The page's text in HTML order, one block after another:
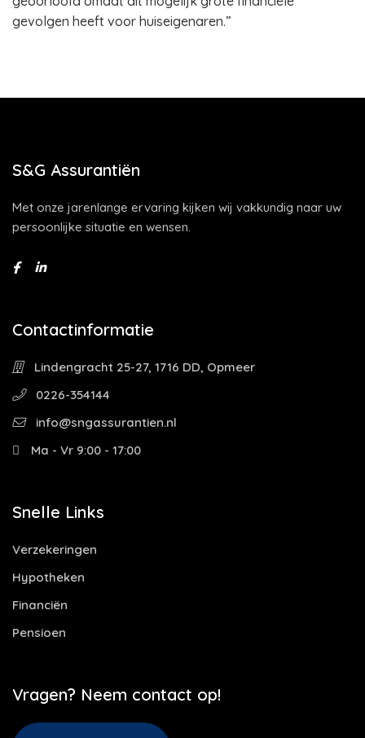
gevolgen heeft voor huiseigenaren.”
S&G Assurantiën
Met onze jarenlange ervaring kijken wij vakkundig naar uw
persoonlijke situatie en wensen.
Contactinformatie
Lindengracht 25-27, 1716 DD, Opmeer
0226-354144
info@sngassurantien.nl
Ma - Vr 9:00 - 17:00
Snelle Links
Verzekeringen
Hypotheken
Financiën
Pensioen
Vragen? Neem contact op!